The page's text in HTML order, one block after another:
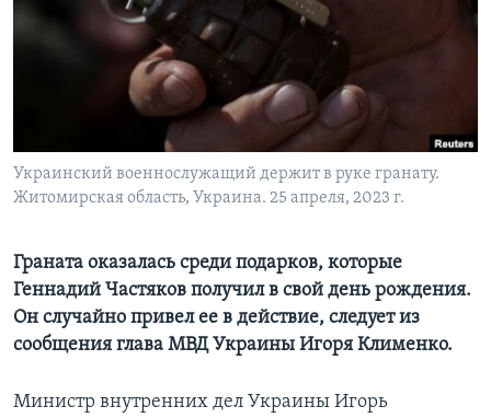
Learning English
СОЦИАЛЬНЫЕ СЕТИ
Языки
Украинский военнослужащий держит в руке гранату.
Житомирская область, Украина. 25 апреля, 2023 г.
Граната оказалась среди подарков, которые
Геннадий Частяков получил в свой день рождения.
Он случайно привел ее в действие, следует из
сообщения глава МВД Украины Игоря Клименко.
Министр внутренних дел Украины Игорь